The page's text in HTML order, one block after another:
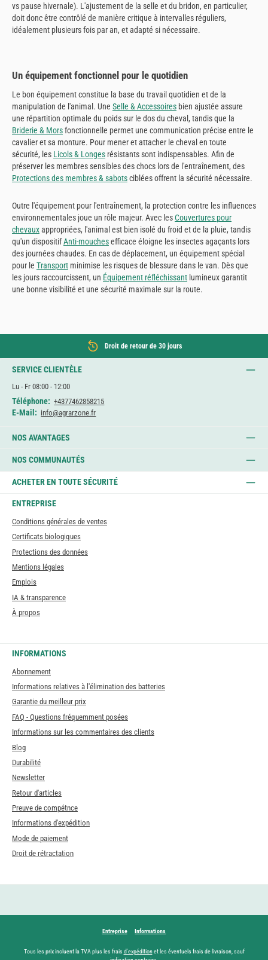
vs pause hivernale). L'ajustement de la selle et du bridon, en particulier,
doit donc être contrôlé de manière critique à intervalles réguliers,
idéalement plusieurs fois par an, et adapté si nécessaire.
Un équipement fonctionnel pour le quotidien
Le bon équipement constitue la base du travail quotidien et de la
manipulation de l'animal. Une Selle & Accessoires bien ajustée assure
une répartition optimale du poids sur le dos du cheval, tandis que la
Briderie & Morsfonctionnelle permet une communication précise entre le
cavalier et sa monture. Pour mener et attacher le cheval en toute
sécurité, les Licols & Longes résistants sont indispensables. Afin de
préserver les membres sensibles des chocs lors de l'entraînement, des
Protections des membres & sabotsciblées offrent la sécurité nécessaire.
Outre l'équipement pour l'entraînement, la protection contre les influences
environnementales joue un rôle majeur. Avec lesCouvertures pour
chevauxappropriées, l'animal est bien isolé du froid et de la pluie, tandis
qu'un dispositifAnti-mouchesefficace éloigne les insectes agaçants lors
des journées chaudes. En cas de déplacement, un équipement spécial
pour le Transport minimise les risques de blessure dans le van. Dès que
les jours raccourcissent, un Équipement réfléchissant lumineux garantit
une bonne visibilité et une sécurité maximale sur la route.
Droit de retour de 30 jours
SERVICE CLIENTÈLE
Lu - Fr 08:00 - 12:00
Téléphone: +4377462858215
E-Mail: info@agrarzone.fr
NOS AVANTAGES
NOS COMMUNAUTÉS
ACHETER EN TOUTE SÉCURITÉ
ENTREPRISE
Conditions générales de ventes
Certificats biologiques
Protections des données
Mentions légales
Emplois
IA & transparence
À propos
INFORMATIONS
Abonnement
Informations relatives à l'élimination des batteries
Garantie du meilleur prix
FAQ - Questions fréquemment posées
Informations sur les commentaires des clients
Blog
Durabilité
Newsletter
Retour d'articles
Preuve de compétnce
Informations d'expédition
Mode de paiement
Droit de rétractation
Entreprise Informations
Tous les prix incluent la TVA plus les frais d'expéditionet les éventuels frais de livraison, sauf